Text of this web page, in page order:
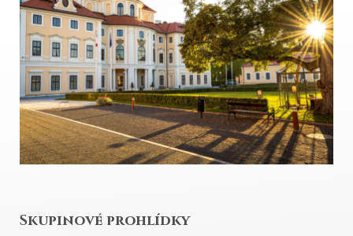
Skupinové prohlídky